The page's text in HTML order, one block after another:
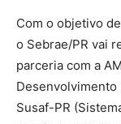
Com o objetivo
o Sebrae/PR vai
parceria com a
Desenvolvimento
Susaf-PR